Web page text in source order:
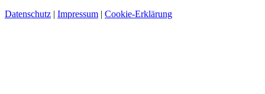
Datenschutz | Impressum | Cookie-Erklärung